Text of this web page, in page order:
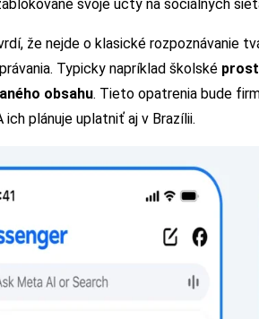
svoje účty na sociálnych
že nejde o klasické rozpoznávanie
Typicky napríklad školské
obsahu. Tieto opatrenia bude
ich plánuje uplatniť aj v Brazílii.